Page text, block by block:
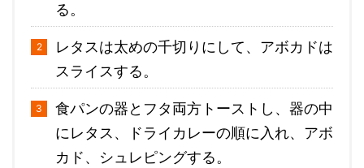
る。
レタスは太めの千切りにして、アボカドは
スライスする。
食パンの器とフタ両方トーストし、器の中
にレタス、ドライカレーの順に入れ、アボ
カド、シュレピングする。